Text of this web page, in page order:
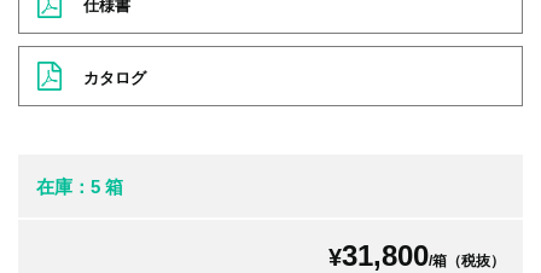
仕様書
カタログ
在庫：5 箱
¥31,800/箱（税抜）